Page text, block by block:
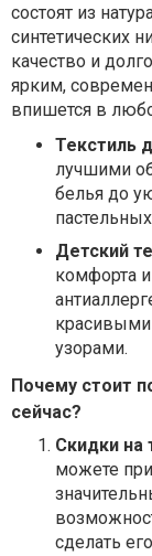
состоят из
синтетических
качество и
ярким,
впишется в
Текстиль
лучшими
белья до
Детский
комфорта
узорами.
Почему стоит
сейчас?
Скидки на
можете
сделать